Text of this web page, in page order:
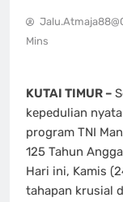
Mins
KUTAI TIMUR –
kepedulian
program TNI
125 Tahun
Hari ini, Kamis
tahapan krusial